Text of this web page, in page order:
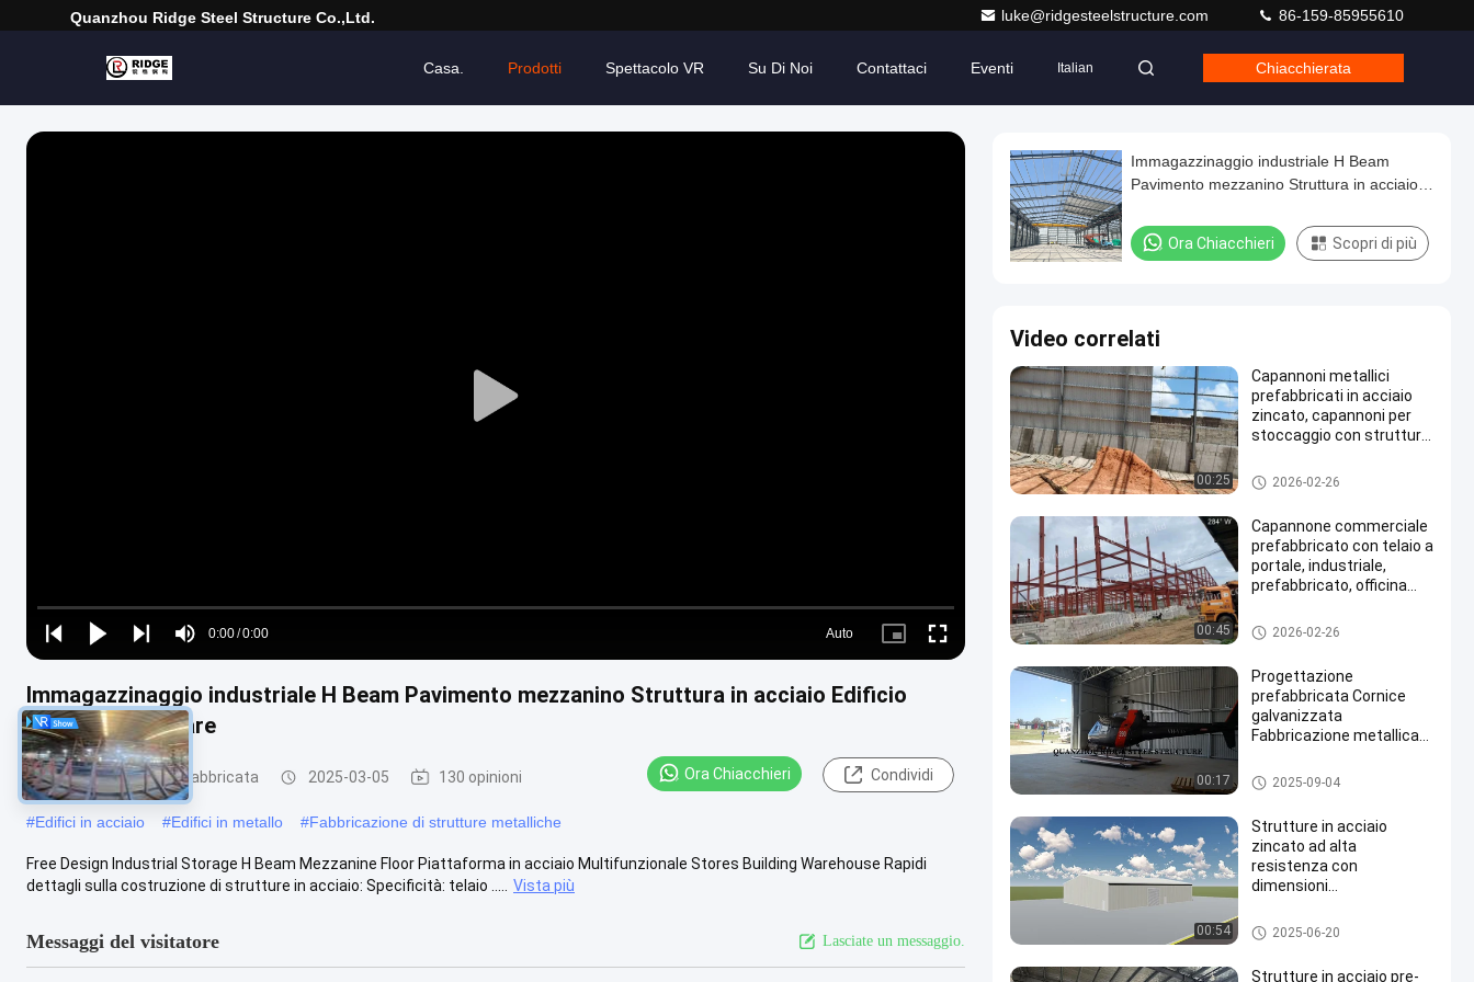
Quanzhou Ridge Steel Structure Co.,Ltd. luke@ridgesteelstructure.com 86-159-85955610
Casa. Prodotti Spettacolo VR Su Di Noi Contattaci Eventi Italian Chiacchierata
Play
Play
Play
Play
Mute
Time
0:00/0:00
Loaded:
0%
Auto
Picture- Fullscreen
Immagazzinaggio industriale H Beam Pavimento mezzanino Struttura in acciaio Edificio
Facile da installare
Struttura d'acciaio fabbricata 2025-03-05 130 opinioni Ora Chiacchieri Condividi
#Edifici in acciaio #Edifici in metallo #Fabbricazione di strutture metalliche
Free Design Industrial Storage H Beam Mezzanine Floor Piattaforma in acciaio Multifunzionale Stores Building Warehouse Rapidi
dettagli sulla costruzione di strutture in acciaio: Specificità: telaio .....
Vista più
Messaggi del visitatore Lasciate un messaggio.
Immagazzinaggio industriale H Beam
Pavimento mezzanino Struttura in acciaio
Ora Chiacchieri Scopri di più
Video correlati
00:25
Capannoni metallici
prefabbricati in acciaio
zincato, capannoni per
stoccaggio con struttura
acciaio strutturale con
telaio a portale
Appaltatori di costruzioni in ac
ciaio
2026-02-26
00:45
Capannone commerciale
prefabbricato con telaio a
portale, industriale,
prefabbricato, officina
edificio con struttura in
acciaio, prezzo
Struttura d'acciaio fabbricata
2026-02-26
00:17
Progettazione
prefabbricata Cornice
galvanizzata
Fabbricazione metallica
struttura in acciaio per
l'industria Magazzino
garage
Struttura d'acciaio fabbricata
2025-09-04
00:54
Strutture in acciaio
zincato ad alta
resistenza con
dimensioni
industriali
Struttura in acciaio PEB
2025-06-20
Strutture in acciaio pre-